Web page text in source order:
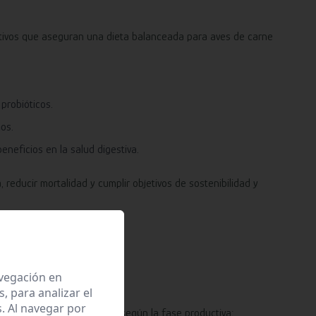
que aseguran una dieta balanceada para aves de carne
en la salud digestiva.
mortalidad y cumplir objetivos de sostenibilidad y
eficacia, formulados según la fase productiva:
en
para analizar el
Al navegar por